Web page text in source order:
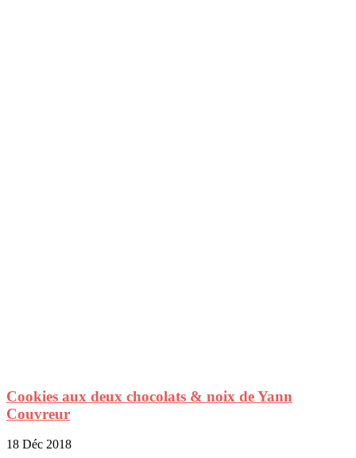
Cookies aux deux chocolats & noix de Yann
Couvreur
18 Déc 2018